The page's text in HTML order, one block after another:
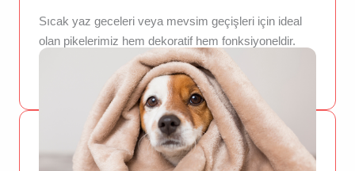
Sıcak yaz geceleri veya mevsim geçişleri için ideal
olan pikelerimiz hem dekoratif hem fonksiyoneldir.
Doğal dokusu sayesinde serin ve ferah bir uyku